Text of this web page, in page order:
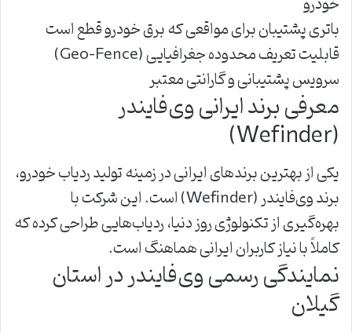
باتری پشتیبان برای مواقعی که برق خودرو قطع است
قابلیت تعریف محدوده جغرافیایی (Geo-Fence)
سرویس پشتیبانی و گارانتی معتبر
معرفی برند ایرانی وی‌فایندر
(Wefinder)
یکی از بهترین برندهای ایرانی در زمینه تولید ردیاب خودرو،
برند وی‌فایندر (Wefinder) است. این شرکت با
بهره‌گیری از تکنولوژی روز دنیا، ردیاب‌هایی طراحی کرده که
کاملاً با نیاز کاربران ایرانی هماهنگ است.
نمایندگی رسمی وی‌فایندر در استان
گیلان